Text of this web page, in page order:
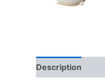
Description